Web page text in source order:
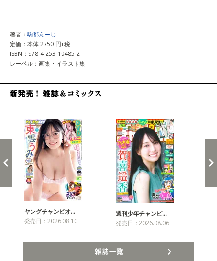
著者：駒都えーじ
定価：本体 2750 円+税
ISBN：978-4-253-10485-2
レーベル：画集・イラスト集
ヤングチャンピオ…
発売日：2026.08.10
週刊少年チャンピ…
発売日：2026.08.06